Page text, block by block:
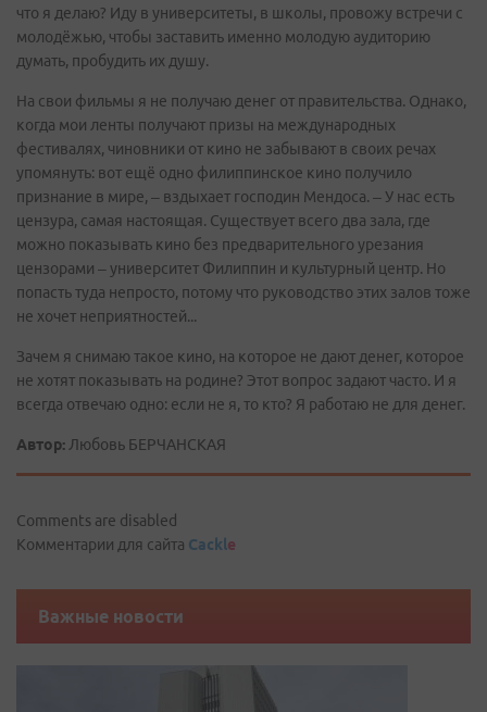
что я делаю? Иду в университеты, в школы, провожу встречи с
молодёжью, чтобы заставить именно молодую аудиторию
думать, пробудить их душу.
На свои фильмы я не получаю денег от правительства. Однако,
когда мои ленты получают призы на международных
фестивалях, чиновники от кино не забывают в своих речах
упомянуть: вот ещё одно филиппинское кино получило
признание в мире, – вздыхает господин Мендоса. – У нас есть
цензура, самая настоящая. Существует всего два зала, где
можно показывать кино без предварительного урезания
цензорами – университет Филиппин и культурный центр. Но
попасть туда непросто, потому что руководство этих залов тоже
не хочет неприятностей...
Зачем я снимаю такое кино, на которое не дают денег, которое
не хотят показывать на родине? Этот вопрос задают часто. И я
всегда отвечаю одно: если не я, то кто? Я работаю не для денег.
Автор: Любовь БЕРЧАНСКАЯ
Comments are disabled
Комментарии для сайта Cackle
Важные новости